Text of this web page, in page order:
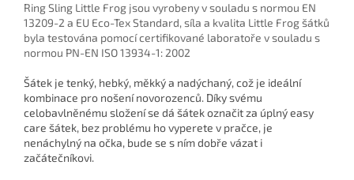
Ring Sling Little Frog jsou vyrobeny v souladu s normou EN
13209-2 a EU Eco-Tex Standard, síla a kvalita Little Frog šátků
byla testována pomocí certifikované laboratoře v souladu s
normou PN-EN ISO 13934-1: 2002
Šátek je tenký, hebký, měkký a nadýchaný, což je ideální
kombinace pro nošení novorozenců. Díky svému
celobavlněnému složení se dá šátek označit za úplný easy
care šátek, bez problému ho vyperete v pračce, je
nenáchylný na očka, bude se s ním dobře vázat i
začátečníkovi.